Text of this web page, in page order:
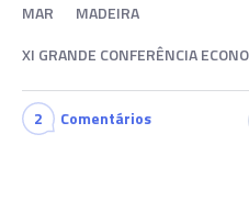
MAR
MADEIRA
XI GRANDE CONFERÊNCIA
2 Comentários